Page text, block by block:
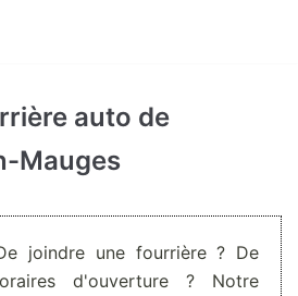
auto de
Mauges
joindre une fourrière ? De
d'ouverture ? Notre